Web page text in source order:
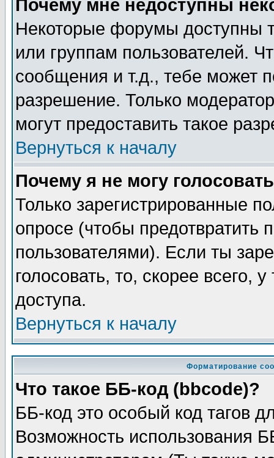
Почему мне недоступны
Некоторые форумы доступны
или группам пользователей.
сообщения и т.д., тебе может
разрешение. Только
могут предоставить такое
Вернуться к началу
Почему я не могу
Только зарегистрированные
опросе (чтобы предотвратить
пользователями). Если ты
голосовать, то, скорее всего,
доступа.
Вернуться к началу
Форматирование
Что такое ББ-код (bbcode)?
ББ-код это особый код тагов
Возможность использования